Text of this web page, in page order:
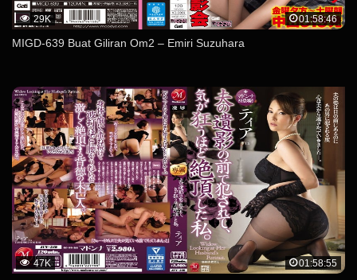
29K 01:58:46
MIGD-639 Buat Giliran Om2 – Emiri Suzuhara
47K 01:58:55